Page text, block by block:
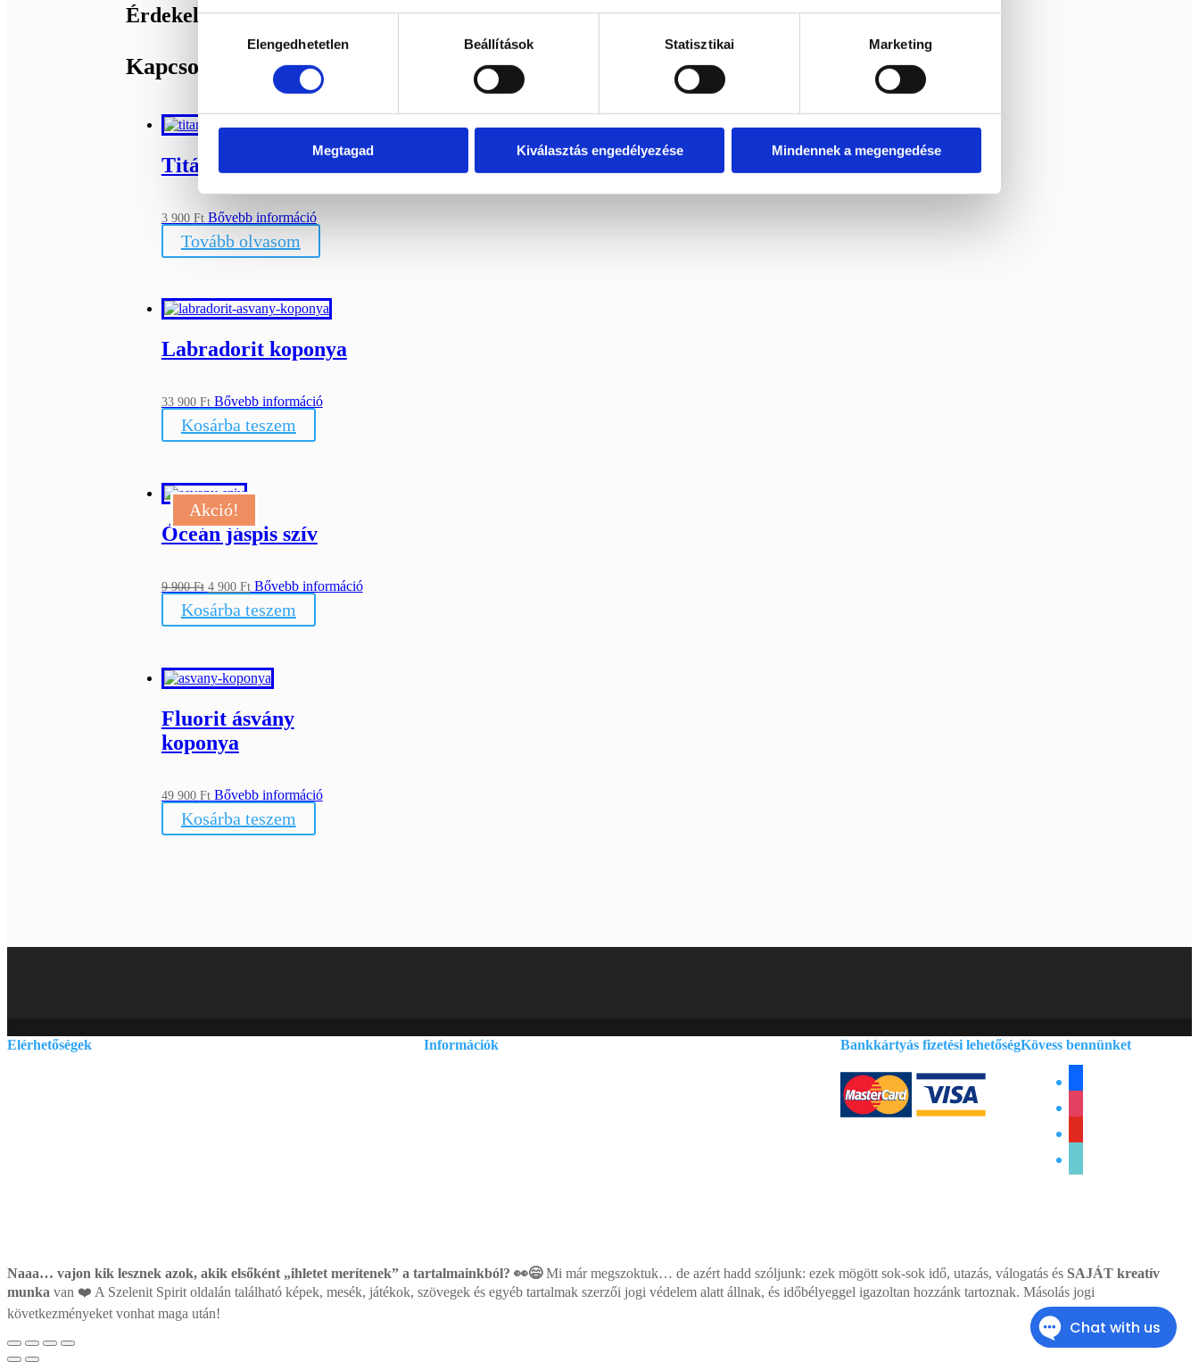
Hozzájárulás
kiválasztásaElengedhetetlen Beállítások Statisztikai Marketing
Megtagad Kiválasztás engedélyezése Mindennek a megengedése
Érdekelhetnek még…
Kapcsolódó termékek
Titánium kianit
3 900 Ft Bővebb információ
Tovább olvasom
Labradorit koponya
33 900 Ft Bővebb információ
Kosárba teszem
Akció!
Óceán jáspis szív
9 900Ft Original
price
was:
9
4 900 FtCurrent
price
is:
4
Bővebb információ
Kosárba teszem
Fluorit ásvány
koponya
49 900 Ft Bővebb információ
Kosárba teszem
Elérhetőségek Információk Bankkártyás fizetési lehetőségKövess bennünket
Naaa… vajon kik lesznek azok, akik elsőként „ihletet merítenek” a tartalmainkból? 👀😄Mi már megszoktuk… de azért hadd szóljunk: ezek mögött sok-sok idő, utazás, válogatás és SAJÁT kreatív
munka van ❤️ A Szelenit Spirit oldalán található képek, mesék, játékok, szövegek és egyéb tartalmak szerzői jogi védelem alatt állnak, és időbélyeggel igazoltan hozzánk tartoznak. Másolás jogi
következményeket vonhat maga után!